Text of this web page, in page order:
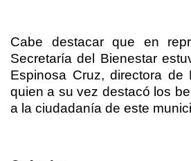
Cabe destacar que en
Secretaría del Bienestar
Espinosa Cruz, directora de
quien a su vez destacó los
a la ciudadanía de este